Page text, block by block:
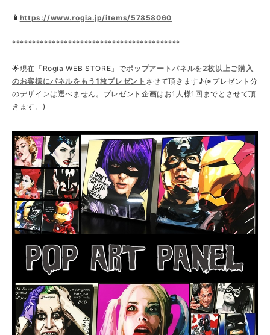
📱 https://www.rogia.jp/items/57858060
******************************************
🌟現在「Rogia WEB STORE」でポップアートパネルを2枚以上ご購入
のお客様にパネルをもう1枚プレゼント させて頂きます♪(※プレゼント分
のデザインは選べません。プレゼント企画はお1人様1回までとさせて頂
きます。)